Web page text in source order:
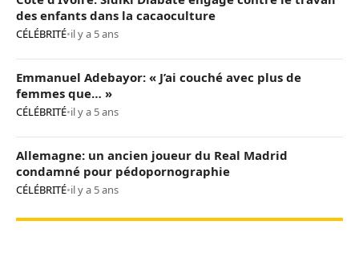
des enfants dans la cacaoculture
CÉLÉBRITÉ•il y a 5 ans
Emmanuel Adebayor: « J’ai couché avec plus de
femmes que… »
CÉLÉBRITÉ•il y a 5 ans
Allemagne: un ancien joueur du Real Madrid
condamné pour pédopornographie
CÉLÉBRITÉ•il y a 5 ans